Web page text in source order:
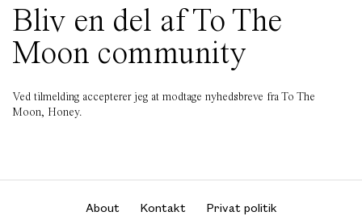
Bliv en del af To The
Moon community
Ved tilmelding accepterer jeg at modtage nyhedsbreve fra To The
Moon, Honey.
About Kontakt
Privat politik